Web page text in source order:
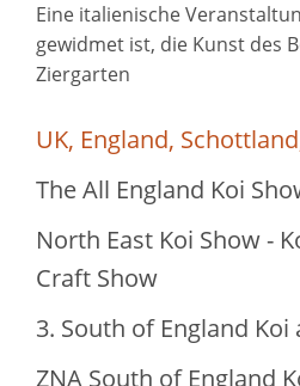
Eine italienische
gewidmet ist, die Kunst des
Ziergarten
UK, England,
The All England Koi
North East Koi Show -
Craft Show
3. South of England
ZNA South of England